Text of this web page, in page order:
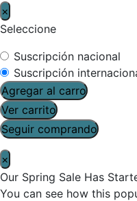
×
Seleccione
Suscripción nacional
Suscripción
Agregar al carro
Ver carrito
Seguir comprando
×
Our Spring Sale Has
You can see how this